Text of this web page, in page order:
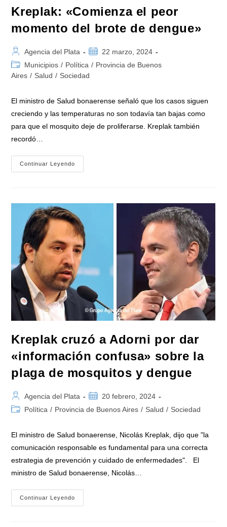
Buenos
Aires
Kreplak: «Comienza el peor
momento del brote de dengue»
Autor
de
la
Agencia del Plata
Publicación
de
la
22 marzo, 2024
Categoría
de
Municipios / Política / Provincia de Buenos
Aires / Salud / Sociedad
El ministro de Salud bonaerense señaló que los casos siguen
creciendo y las temperaturas no son todavía tan bajas como
para que el mosquito deje de proliferarse. Kreplak también
recordó…
Continuar Leyendo
«Comienza
De
Dengue»
Kreplak cruzó a Adorni por dar
«información confusa» sobre la
plaga de mosquitos y dengue
Autor
de
Agencia del Plata
Publicación
de
20 febrero, 2024
Categoría
Política / Provincia de Buenos Aires / Salud / Sociedad
El ministro de Salud bonaerense, Nicolás Kreplak, dijo que "la
comunicación responsable es fundamental para una correcta
estrategia de prevención y cuidado de enfermedades". El
ministro de Salud bonaerense, Nicolás…
Continuar Leyendo
Cruzó